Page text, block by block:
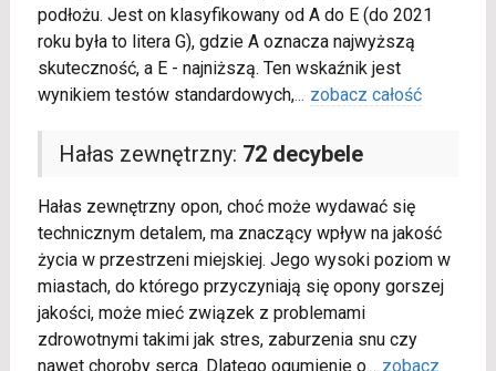
podłożu. Jest on klasyfikowany od A do E (do 2021
roku była to litera G), gdzie A oznacza najwyższą
skuteczność, a E - najniższą. Ten wskaźnik jest
wynikiem testów standardowych,... zobacz całość
Hałas zewnętrzny: 72 decybele
Hałas zewnętrzny opon, choć może wydawać się
technicznym detalem, ma znaczący wpływ na jakość
życia w przestrzeni miejskiej. Jego wysoki poziom w
miastach, do którego przyczyniają się opony gorszej
jakości, może mieć związek z problemami
zdrowotnymi takimi jak stres, zaburzenia snu czy
nawet choroby serca. Dlatego ogumienie o... zobacz